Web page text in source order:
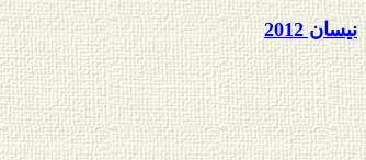
نيسان 2012